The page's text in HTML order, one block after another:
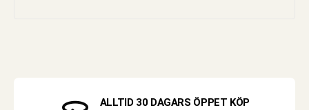
ALLTID 30 DAGARS ÖPPET KÖP